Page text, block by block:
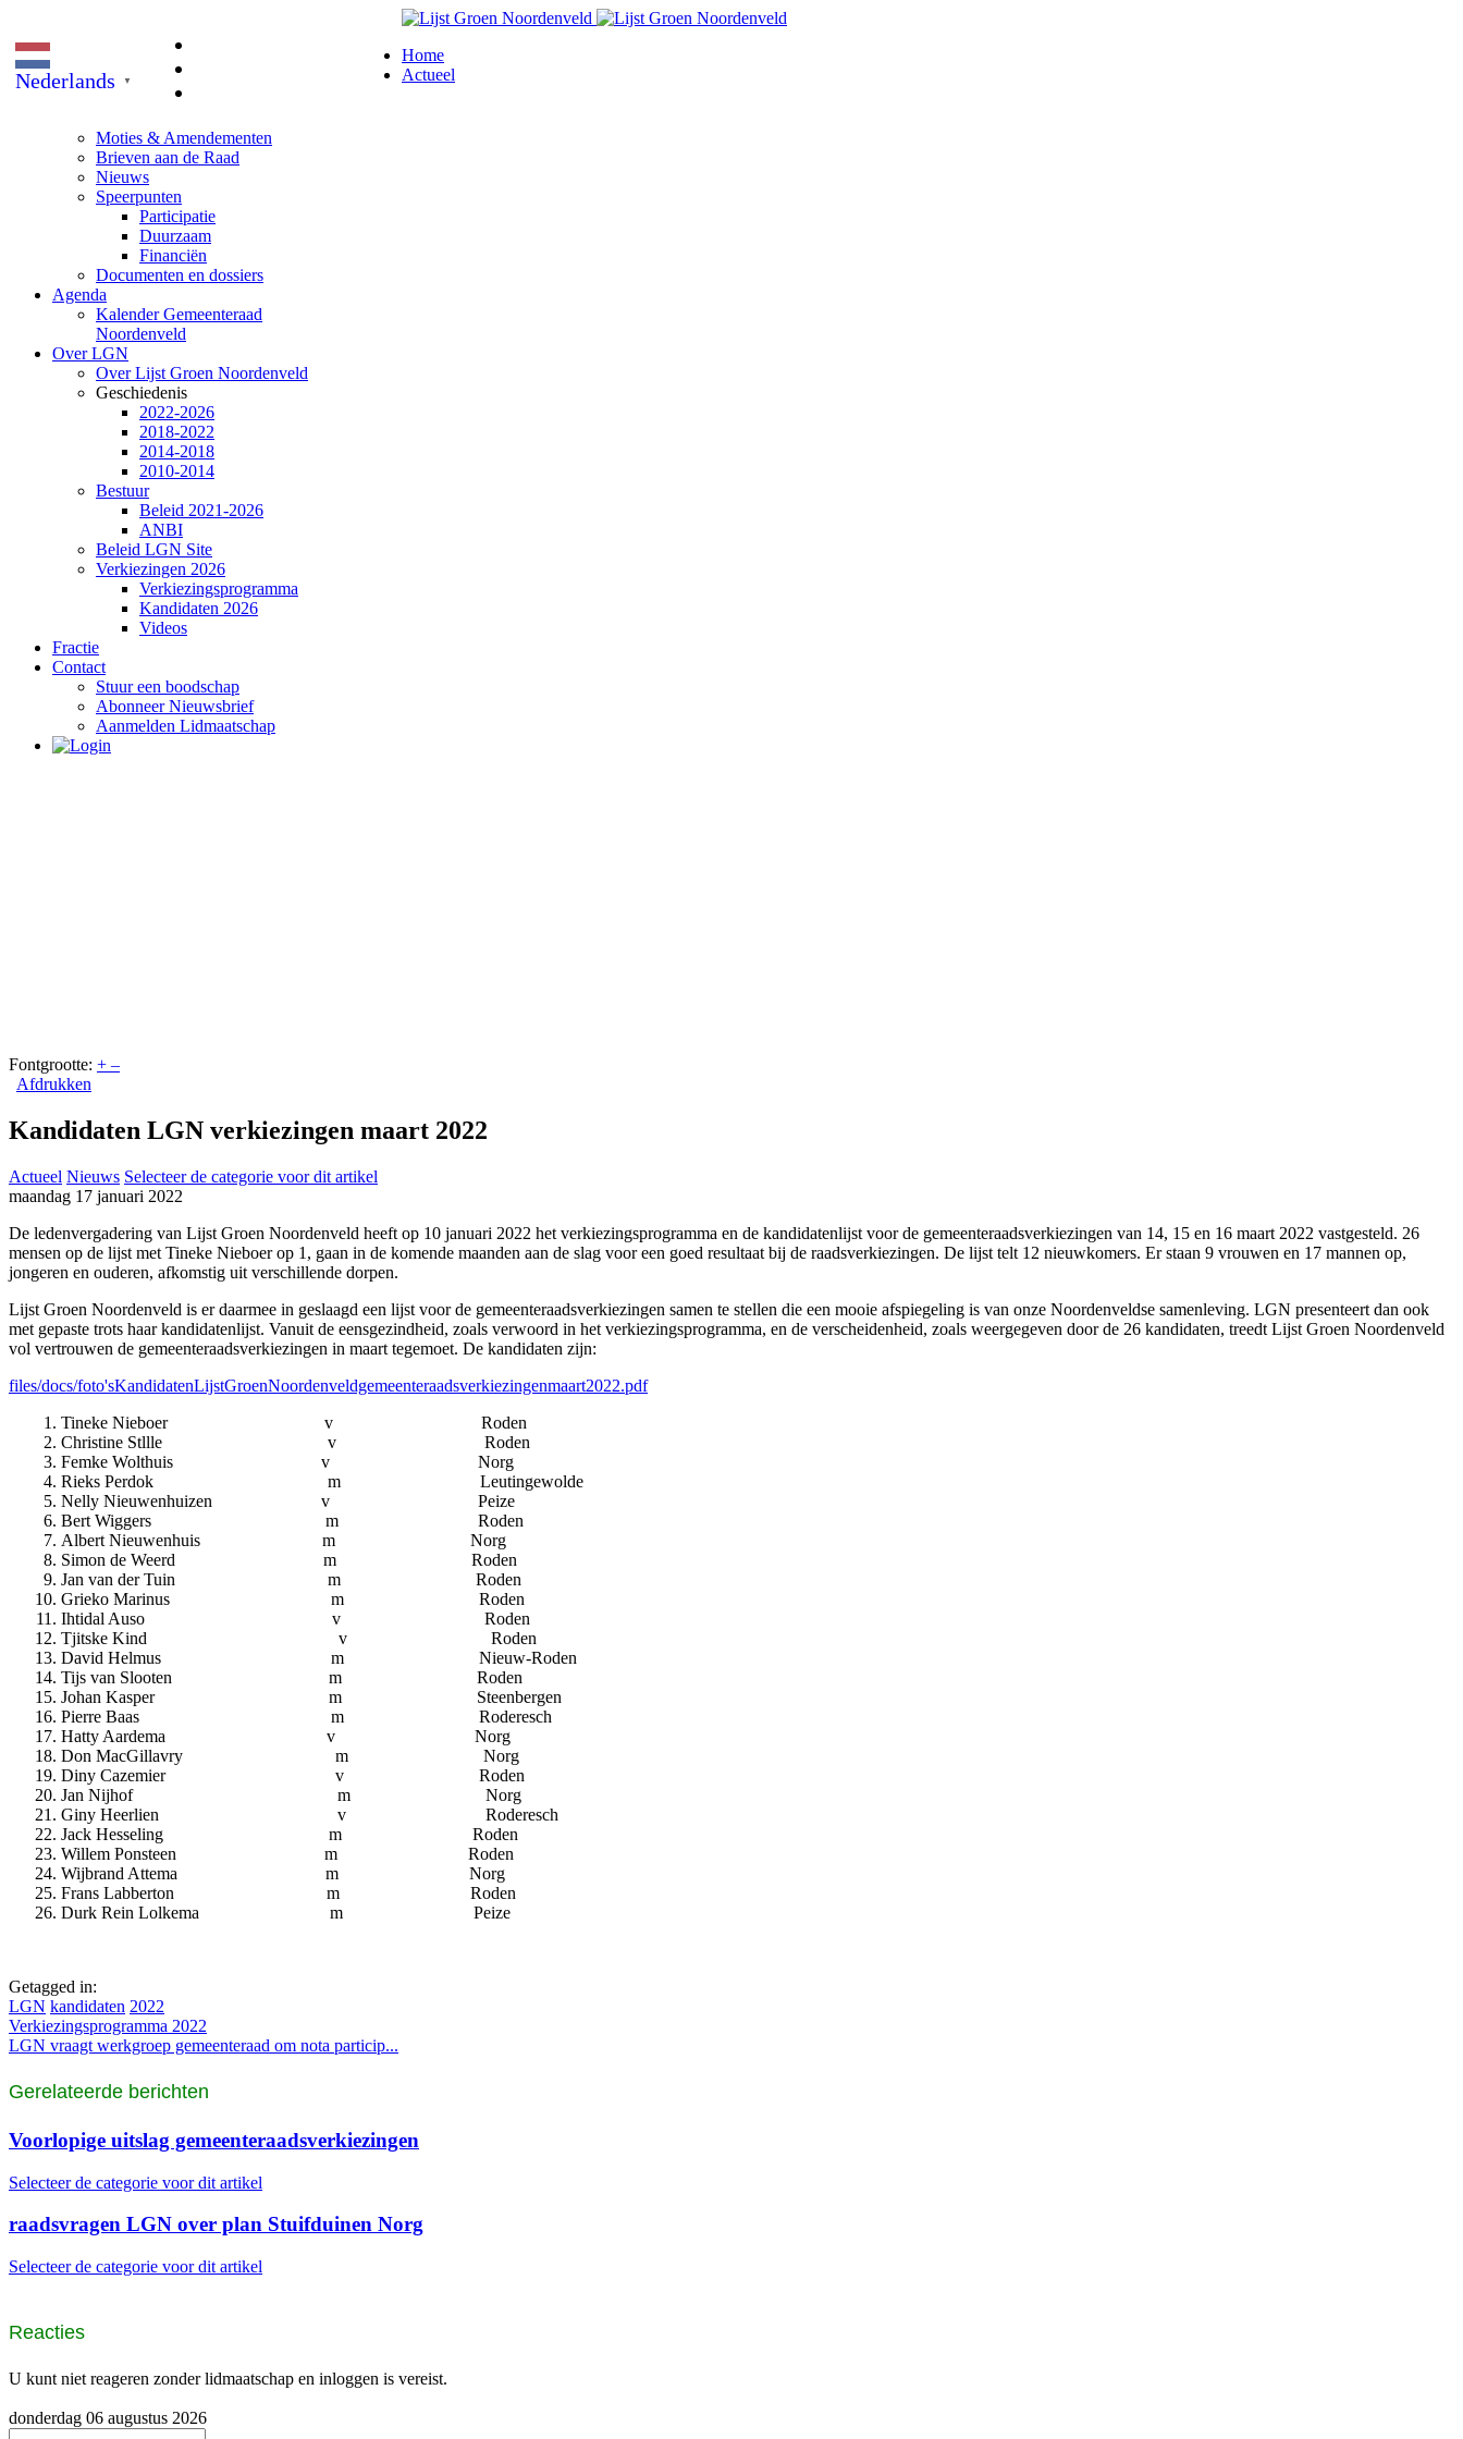
Nederlands ▼
Home
Actueel
Moties & Amendementen
Brieven aan de Raad
Nieuws
Speerpunten
Participatie
Duurzaam
Financiën
Documenten en dossiers
Agenda
Kalender Gemeenteraad
Noordenveld
Over LGN
Over Lijst Groen Noordenveld
Geschiedenis
2022-2026
2018-2022
2014-2018
2010-2014
Bestuur
Beleid 2021-2026
ANBI
Beleid LGN Site
Verkiezingen 2026
Verkiezingsprogramma
Kandidaten 2026
Videos
Fractie
Contact
Stuur een boodschap
Abonneer Nieuwsbrief
Aanmelden Lidmaatschap
Fontgrootte: + –
Afdrukken
Kandidaten LGN verkiezingen maart 2022
Actueel Nieuws Selecteer de categorie voor dit artikel
maandag 17 januari 2022
De ledenvergadering van Lijst Groen Noordenveld heeft op 10 januari 2022 het verkiezingsprogramma en de kandidatenlijst voor de gemeenteraadsverkiezingen van 14, 15 en 16 maart 2022 vastgesteld. 26
mensen op de lijst met Tineke Nieboer op 1, gaan in de komende maanden aan de slag voor een goed resultaat bij de raadsverkiezingen. De lijst telt 12 nieuwkomers. Er staan 9 vrouwen en 17 mannen op,
jongeren en ouderen, afkomstig uit verschillende dorpen.
Lijst Groen Noordenveld is er daarmee in geslaagd een lijst voor de gemeenteraadsverkiezingen samen te stellen die een mooie afspiegeling is van onze Noordenveldse samenleving. LGN presenteert dan ook
met gepaste trots haar kandidatenlijst. Vanuit de eensgezindheid, zoals verwoord in het verkiezingsprogramma, en de verscheidenheid, zoals weergegeven door de 26 kandidaten, treedt Lijst Groen Noordenveld
vol vertrouwen de gemeenteraadsverkiezingen in maart tegemoet. De kandidaten zijn:
files/docs/foto'sKandidatenLijstGroenNoordenveldgemeenteraadsverkiezingenmaart2022.pdf
Tineke Nieboer v Roden
Christine Stllle v Roden
Femke Wolthuis v Norg
Rieks Perdok m Leutingewolde
Nelly Nieuwenhuizen v Peize
Bert Wiggers m Roden
Albert Nieuwenhuis m Norg
Simon de Weerd m Roden
Jan van der Tuin m Roden
Grieko Marinus m Roden
Ihtidal Auso v Roden
Tjitske Kind v Roden
David Helmus m Nieuw-Roden
Tijs van Slooten m Roden
Johan Kasper m Steenbergen
Pierre Baas m Roderesch
Hatty Aardema v Norg
Don MacGillavry m Norg
Diny Cazemier v Roden
Jan Nijhof m Norg
Giny Heerlien v Roderesch
Jack Hesseling m Roden
Willem Ponsteen m Roden
Wijbrand Attema m Norg
Frans Labberton m Roden
Durk Rein Lolkema m Peize
Getagged in:
LGN kandidaten 2022
Verkiezingsprogramma 2022
LGN vraagt werkgroep gemeenteraad om nota particip...
Gerelateerde berichten
Voorlopige uitslag gemeenteraadsverkiezingen
Selecteer de categorie voor dit artikel
raadsvragen LGN over plan Stuifduinen Norg
Selecteer de categorie voor dit artikel
Reacties
U kunt niet reageren zonder lidmaatschap en inloggen is vereist.
donderdag 06 augustus 2026